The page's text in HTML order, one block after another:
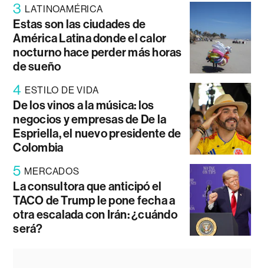
3 LATINOAMÉRICA
Estas son las ciudades de
América Latina donde el calor
nocturno hace perder más horas
de sueño
4 ESTILO DE VIDA
De los vinos a la música: los
negocios y empresas de De la
Espriella, el nuevo presidente de
Colombia
5 MERCADOS
La consultora que anticipó el
TACO de Trump le pone fecha a
otra escalada con Irán: ¿cuándo
será?